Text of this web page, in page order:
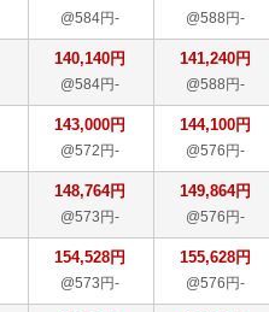
@584円- @588円-
140,140円
@584円-
141,240円
@588円-
143,000円
@572円-
144,100円
@576円-
148,764円
@573円-
149,864円
@576円-
154,528円
@573円-
155,628円
@576円-